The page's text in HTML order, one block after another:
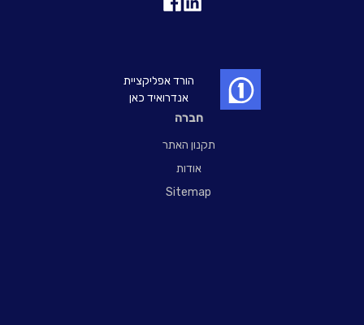
חברה
תקנון האתר
אודות
Sitemap
הורד אפליקציית
אנדרואיד כאן